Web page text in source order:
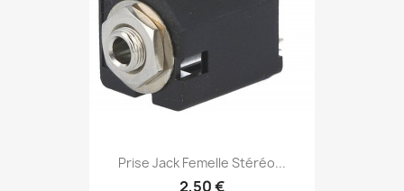
Prise Jack Femelle Stéréo...
2,50 €